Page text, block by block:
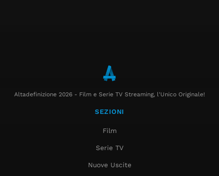
Altadefinizione 2026 - Film e Serie TV Streaming, l'Unico Originale!
SEZIONI
Film
Serie TV
Nuove Uscite